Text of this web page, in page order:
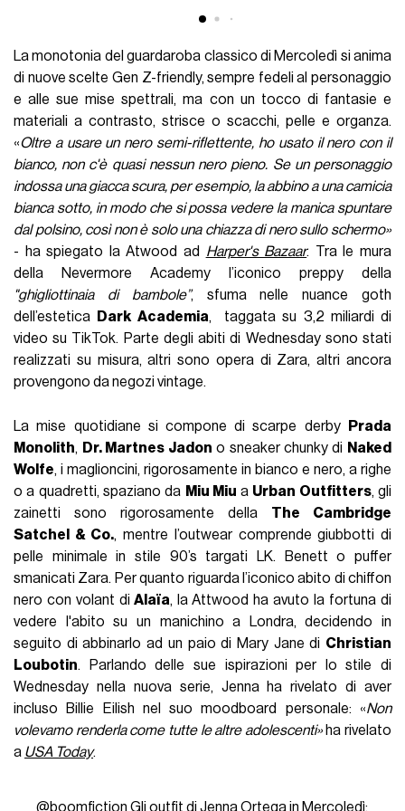
La monotonia del guardaroba classico di Mercoledì si anima
di nuove scelte Gen Z-friendly, sempre fedeli al personaggio
e alle sue mise spettrali, ma con un tocco di fantasie e
materiali a contrasto, strisce o scacchi, pelle e organza.
«Oltre a usare un nero semi-riflettente, ho usato il nero con il
bianco, non c'è quasi nessun nero pieno. Se un personaggio
indossa una giacca scura, per esempio, la abbino a una camicia
bianca sotto, in modo che si possa vedere la manica spuntare
dal polsino, così non è solo una chiazza di nero sullo schermo»
- ha spiegato la Atwood ad Harper's Bazaar. Tra le mura
della Nevermore Academy l’iconico preppy della
"ghigliottinaia di bambole”, sfuma nelle nuance goth
dell’estetica
Dark Academia, taggata su 3,2 miliardi di
video su TikTok. Parte degli abiti di Wednesday sono stati
realizzati su misura, altri sono opera di Zara, altri ancora
provengono da negozi vintage.
La mise quotidiane si compone di scarpe derby
Prada
Monolith, Dr. Martnes Jadon o sneaker chunky di Naked
Wolfe, i maglioncini, rigorosamente in bianco e nero, a righe
o a quadretti, spaziano da Miu Miu a Urban Outfitters, gli
zainetti sono rigorosamente della The Cambridge
Satchel & Co., mentre l’outwear comprende giubbotti di
pelle minimale in stile 90’s targati LK. Benett o puffer
smanicati Zara. Per quanto riguarda l’iconico abito di chiffon
nero con volant di Alaïa, la Attwood ha avuto la fortuna di
vedere l'abito su un manichino a Londra, decidendo in
seguito di abbinarlo ad un paio di Mary Jane di Christian
Loubotin. Parlando delle sue ispirazioni per lo stile di
Wednesday nella nuova serie, Jenna ha rivelato di aver
incluso Billie Eilish nel suo moodboard personale: «Non
volevamo renderla come tutte le altre adolescenti» ha rivelato
a USA Today.
@boomfiction Gli outfit di Jenna Ortega in Mercoledì: